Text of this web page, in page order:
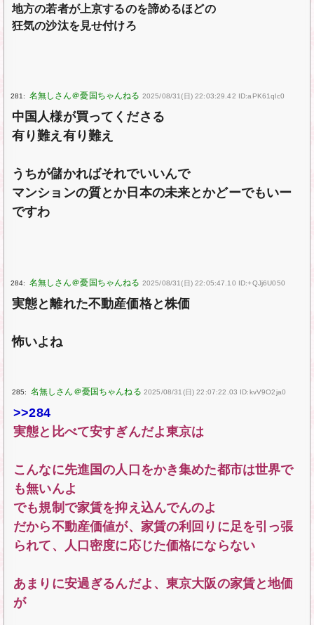
地方の若者が上京するのを諦めるほどの
狂気の沙汰を見せ付けろ
281: 2025/08/31(日) 22:03:29.42 ID:aPK61qlc0
中国人様が買ってくださる
有り難え有り難え
うちが儲かればそれでいいんで
マンションの質とか日本の未来とかどーでもいー
ですわ
284: 2025/08/31(日) 22:05:47.10 ID:+QJj6U050
実態と離れた不動産価格と株価
怖いよね
285: 2025/08/31(日) 22:07:22.03 ID:kvV9O2ja0
>>284
実態と比べて安すぎんだよ東京は
こんなに先進国の人口をかき集めた都市は世界で
も無いんよ
でも規制で家賃を抑え込んでんのよ
だから不動産価値が、家賃の利回りに足を引っ張
られて、人口密度に応じた価格にならない
あまりに安過ぎるんだよ、東京大阪の家賃と地価
が